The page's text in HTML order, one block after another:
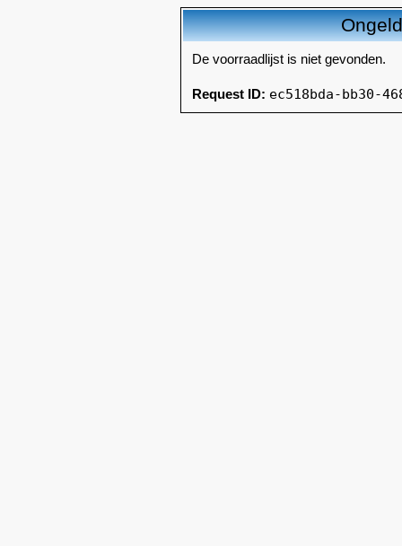
De voorraadlijst is niet gevonden.
Request ID: ec518bda-bb30-